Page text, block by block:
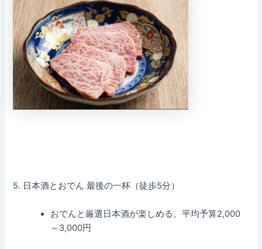
5. 日本酒とおでん 最後の一杯（徒歩5分）
おでんと厳選日本酒が楽しめる。平均予算2,000
～3,000円